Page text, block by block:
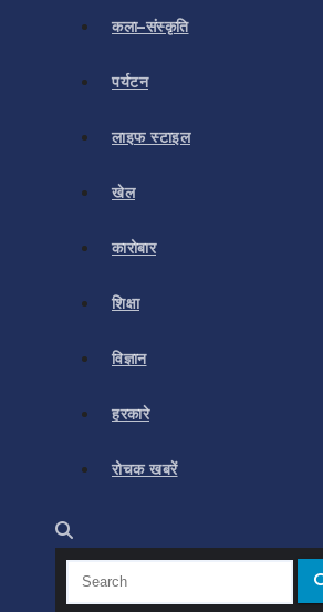
कला–संस्कृति
पर्यटन
लाइफ स्टाइल
खेल
कारोबार
शिक्षा
विज्ञान
हरकारे
रोचक खबरें